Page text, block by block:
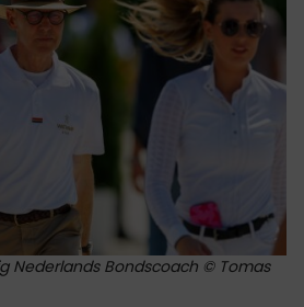
Nederlands Bondscoach © Tomas